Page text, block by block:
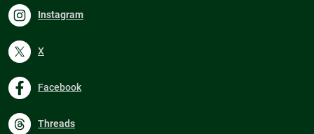
Instagram
X
Facebook
Threads